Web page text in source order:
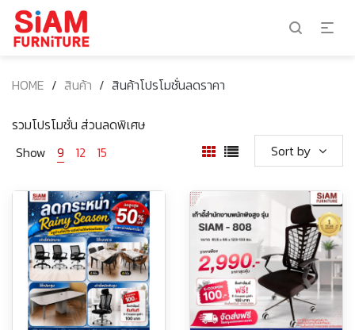
HOME / สินค้า / สินค้าโปรโมชั่นลดราคา
รวมโปรโมชั่น ส่วนลดพิเศษ
Show
9 12 15 Sort by